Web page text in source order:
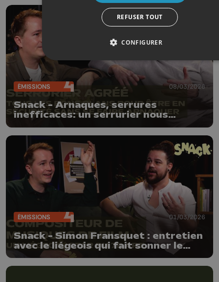
ÉMISSIONS 08/03/2026
Snack - Arnaques, serrures
inefficaces: un serrurier nous
son métier
ÉMISSIONS 01/03/2026
Snack - Simon Fransquet : entretien
avec le liégeois qui fait sonner le
cinéma à l'international
REFUSER TOUT
CONFIGURER